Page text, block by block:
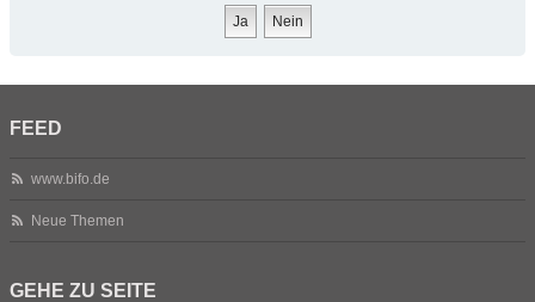
FEED
www.bifo.de
Neue Themen
GEHE ZU SEITE